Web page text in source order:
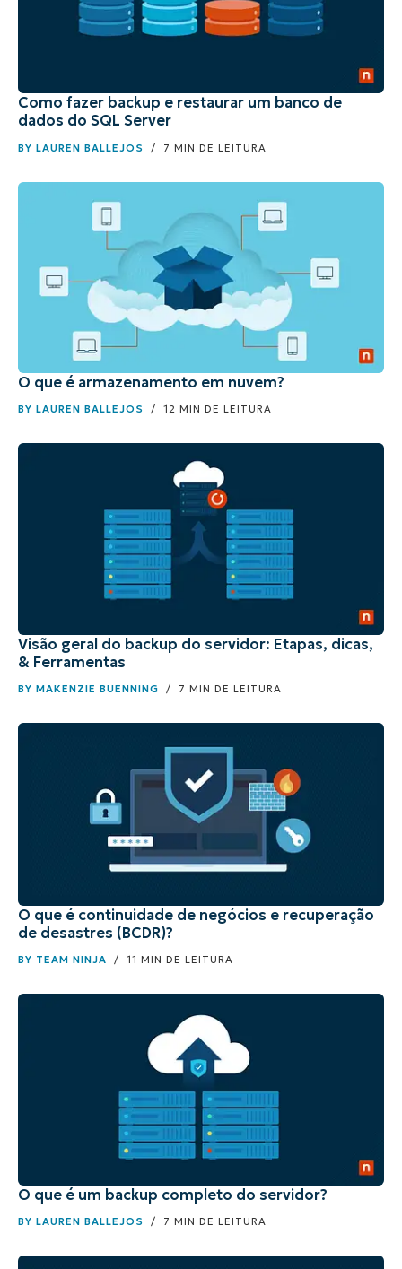
Como fazer backup e restaurar um banco de
dados do SQL Server
BY LAUREN BALLEJOS / 7 MIN DE LEITURA
O que é armazenamento em nuvem?
BY LAUREN BALLEJOS / 12 MIN DE LEITURA
Visão geral do backup do servidor: Etapas, dicas,
& Ferramentas
BY MAKENZIE BUENNING / 7 MIN DE LEITURA
O que é continuidade de negócios e recuperação
de desastres (BCDR)?
BY TEAM NINJA / 11 MIN DE LEITURA
O que é um backup completo do servidor?
BY LAUREN BALLEJOS / 7 MIN DE LEITURA